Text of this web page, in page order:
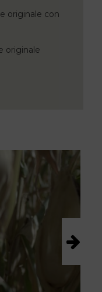
originale con
originale